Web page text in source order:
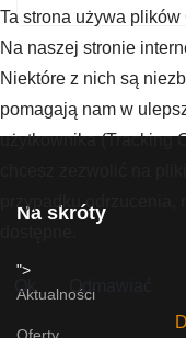
Na skróty
">
Aktualności
Ta strona używa plików
Na naszej stronie
Niektóre z nich są
pomagają nam w
użytkownika (Tracking
przypadku odrzucenia,
Ok
Odmawiać